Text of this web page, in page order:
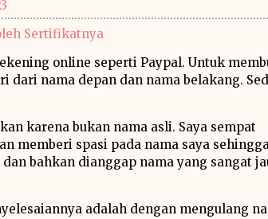
Sertifikatnya
online seperti Paypal. Untuk
dari nama depan dan nama belakang.
karena bukan nama asli. Saya sempat
memberi spasi pada nama saya
bahkan dianggap nama yang sangat
adalah dengan mengulang